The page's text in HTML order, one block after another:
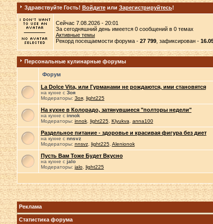
Здравствуйте Гость! Войдитеили Зарегистрируйтесь!
Сейчас 7.08.2026 - 20:01
За сегодняшний день имеется 0 сообщений в 0 темах
Активные темы
Рекорд посещаемости форума - 27 799, зафиксирован -
Персональные кулинарные форумы
Форум
La Dolce Vita, или Гурманами не рождаются, ими становятся
на кухне с Зоя
Модераторы: Зоя, light225
На кухне в Колорадо, затянувшиеся "полторы недели"
на кухне с innok
Модераторы: innok, light225, Klyukva anna100
Раздельное питание - здоровье и красивая фигура без диет
на кухне с nnsvz
Модераторы: nnsvz, light225, Alenionok
Пусть Вам Тоже Будет Вкусно
на кухне с jalo
Модераторы: jalo, light225
Реклама
Статистика форума